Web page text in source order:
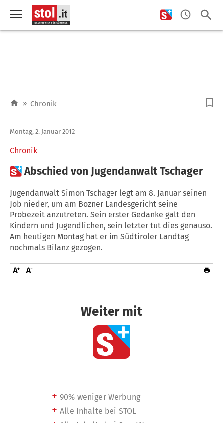
» Chronik
Chronik
Montag, 2. Januar 2012
Abschied von Jugendanwalt Tschager
Jugendanwalt Simon Tschager legt am 8. Januar seinen
Job nieder, um am Bozner Landesgericht seine
Probezeit anzutreten. Sein erster Gedanke galt den
Kindern und Jugendlichen, sein letzter tut dies genauso.
Am heutigen Montag hat er im Südtiroler Landtag
nochmals Bilanz gezogen.